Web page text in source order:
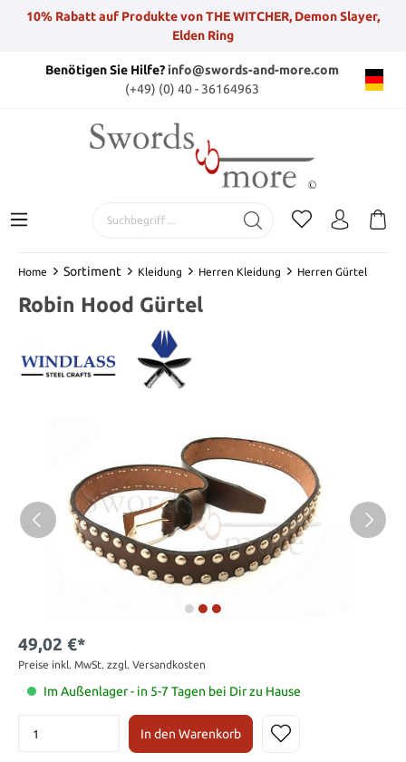
10% Rabatt auf Produkte von THE WITCHER, Demon Slayer,
Elden Ring
Benötigen Sie Hilfe?info@swords-and-more.com
(+49) (0) 40 - 36164963
Home Sortiment Kleidung Herren Kleidung Herren Gürtel
Robin Hood Gürtel
49,02 €*
Preise inkl. MwSt. zzgl. Versandkosten
Im Außenlager - in 5-7 Tagen bei Dir zu Hause
In den Warenkorb